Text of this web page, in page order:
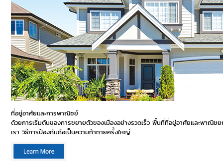
ที่อยู่อาศัยและการพาณิชย์
ด้วยการเริ่มต้นของการขยายตัวของเมืองอย่างรวดเร็ว พื้นที่ที่อยู่อาศัยและพาณิ
เรา วิธีการป้องกันถือเป็นความท้าทายครั้งใหญ่